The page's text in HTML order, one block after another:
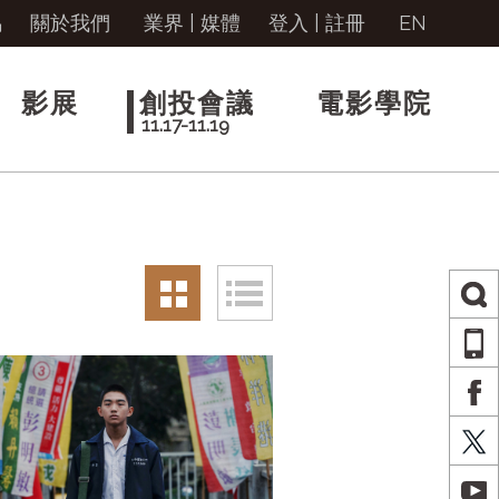
關於我們 業界 | 媒體 登入 註冊 EN
影展 創投會議
11.17-11.19
電影學院
X